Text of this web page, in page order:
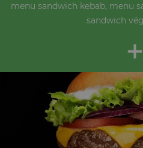
menu sandwich kebab, menu
sandwich
+